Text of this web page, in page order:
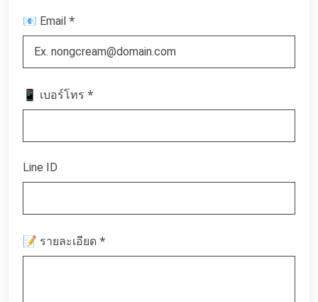
📧 Email *
📱 เบอร์โทร *
Line ID
📝 รายละเอียด *